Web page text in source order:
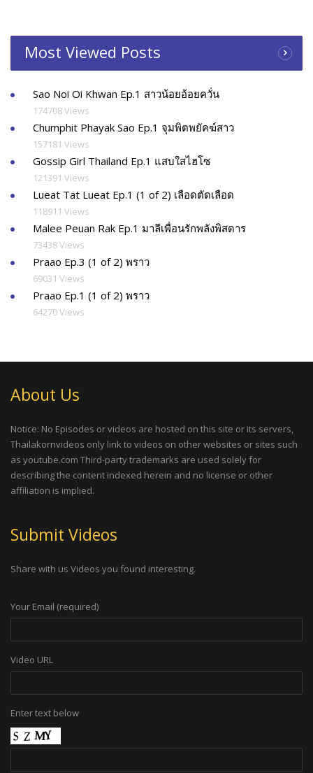
Most Viewed Posts
Sao Noi Oi Khwan Ep.1 สาวน้อยอ้อยควั่น
174708 Views
Chumphit Phayak Sao Ep.1 จุมพิตพยัคฆ์สาว
157181 Views
Gossip Girl Thailand Ep.1 แสบใสไฮโซ
121391 Views
Lueat Tat Lueat Ep.1 (1 of 2) เลือดตัดเลือด
118911 Views
Malee Peuan Rak Ep.1 มาลีเพื่อนรักพลังพิสดาร
73438 Views
Praao Ep.3 (1 of 2) พราว
69031 Views
Praao Ep.1 (1 of 2) พราว
64270 Views
About Us
Notice: No Episodes or videos are hosted on this site or its servers,
Thailakornvideos only link to videos on other websites or sites such
as youtube.com Third-party trademarks are used solely for
describing the content indexed herein and no license or other
affiliation is implied.
Submit Videos
Share with us Videos you found interesting.
Your Email (required)
Video URL
Enter text below